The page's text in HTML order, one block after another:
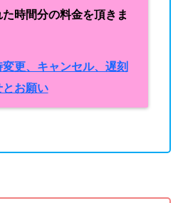
時間分の料金を頂きま
変更、キャンセル、遅刻
とお願い